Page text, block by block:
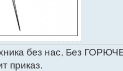
без нас, Без
приказ.